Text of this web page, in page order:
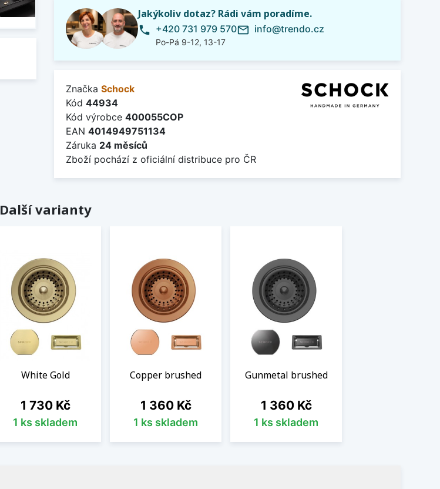
Jakýkoliv dotaz? Rádi vám poradíme.
phone +420 731 979 570
Po-Pá 9-12, 13-17
mail_outline info@trendo.cz
Značka Schock
Kód 44934
Kód výrobce 400055COP
EAN 4014949751134
Záruka 24 měsíců
Zboží pochází z oficiální distribuce pro ČR
Další varianty
White Gold
Cena
1 730 Kč
1 ks skladem
Copper brushed
Cena
1 360 Kč
1 ks skladem
Gunmetal brushed
Cena
1 360 Kč
1 ks skladem